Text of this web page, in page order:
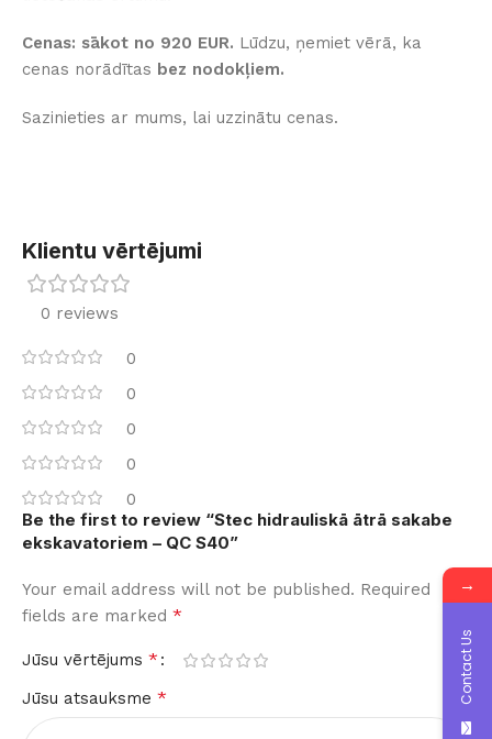
Cenas: sākot no 920 EUR. Lūdzu, ņemiet vērā, ka
cenas norādītas bez nodokļiem.
Sazinieties ar mums, lai uzzinātu cenas.
Klientu vērtējumi
0 reviews
0
0
0
0
0
Be the first to review “Stec hidrauliskā ātrā sakabe
ekskavatoriem – QC S40”
Your email address will not be published. Required
fields are marked *
Jūsu vērtējums *
Jūsu atsauksme *
→
Contact Us